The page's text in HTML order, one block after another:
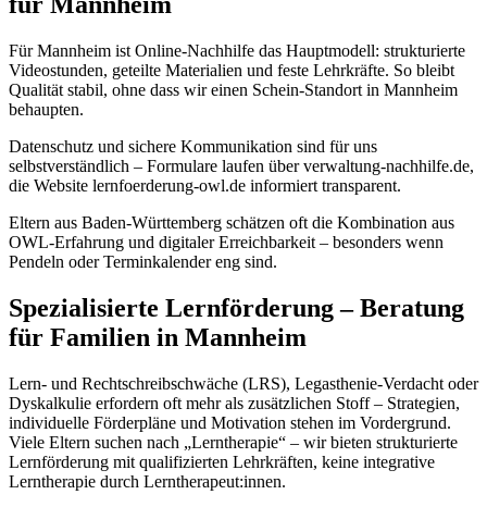
Für Mannheim ist Online-Nachhilfe das Hauptmodell: strukturierte
Videostunden, geteilte Materialien und feste Lehrkräfte. So bleibt
Qualität stabil, ohne dass wir einen Schein-Standort in Mannheim
behaupten.
Datenschutz und sichere Kommunikation sind für uns
selbstverständlich – Formulare laufen über verwaltung-nachhilfe.de,
die Website lernfoerderung-owl.de informiert transparent.
Eltern aus Baden-Württemberg schätzen oft die Kombination aus
OWL-Erfahrung und digitaler Erreichbarkeit – besonders wenn
Pendeln oder Terminkalender eng sind.
Spezialisierte Lernförderung – Beratung
für Familien in Mannheim
Lern- und Rechtschreibschwäche (LRS), Legasthenie-Verdacht oder
Dyskalkulie erfordern oft mehr als zusätzlichen Stoff – Strategien,
individuelle Förderpläne und Motivation stehen im Vordergrund.
Viele Eltern suchen nach „Lerntherapie“ – wir bieten strukturierte
Lernförderung mit qualifizierten Lehrkräften, keine integrative
Lerntherapie durch Lerntherapeut:innen.